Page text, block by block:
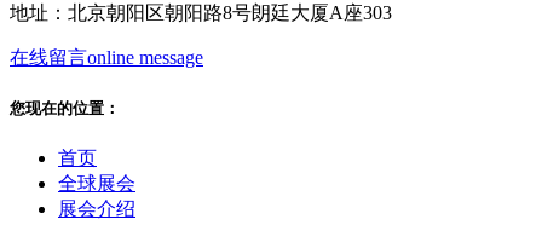
地址：北京朝阳区朝阳路8号朗廷大厦A座303
在线留言online message
您现在的位置：
首页
全球展会
展会介绍